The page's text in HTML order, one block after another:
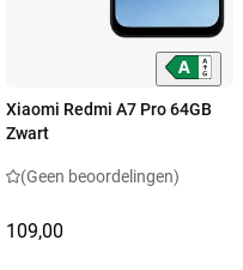
Xiaomi Redmi A7 Pro 64GB
Zwart
(Geen beoordelingen)
109,00